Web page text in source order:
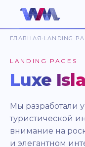
ГЛАВНАЯ LANDING
LANDING PAGES
Luxe
Мы разработали
туристической
внимание на
и элегантном